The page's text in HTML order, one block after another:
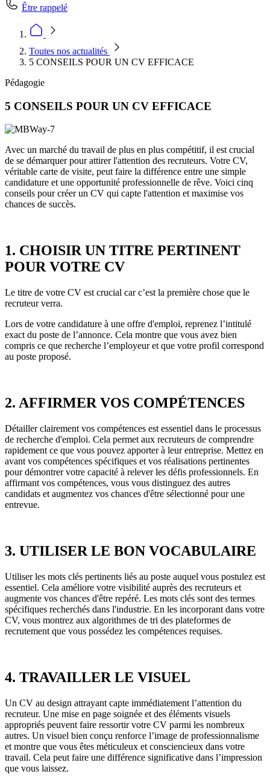
Être rappelé
Toutes nos actualités
5 CONSEILS POUR UN CV EFFICACE
Pédagogie
5 CONSEILS POUR UN CV EFFICACE
Avec un marché du travail de plus en plus compétitif, il est crucial
de se démarquer pour attirer l'attention des recruteurs. Votre CV,
véritable carte de visite, peut faire la différence entre une simple
candidature et une opportunité professionnelle de rêve. Voici cinq
conseils pour créer un CV qui capte l'attention et maximise vos
chances de succès.
1. CHOISIR UN TITRE PERTINENT
POUR VOTRE CV
Le titre de votre CV est crucial car c’est la première chose que le
recruteur verra.
Lors de votre candidature à une offre d'emploi, reprenez l’intitulé
exact du poste de l’annonce. Cela montre que vous avez bien
compris ce que recherche l’employeur et que votre profil correspond
au poste proposé.
2. AFFIRMER VOS COMPÉTENCES
Détailler clairement vos compétences est essentiel dans le processus
de recherche d'emploi. Cela permet aux recruteurs de comprendre
rapidement ce que vous pouvez apporter à leur entreprise. Mettez en
avant vos compétences spécifiques et vos réalisations pertinentes
pour démontrer votre capacité à relever les défis professionnels. En
affirmant vos compétences, vous vous distinguez des autres
candidats et augmentez vos chances d'être sélectionné pour une
entrevue.
3. UTILISER LE BON VOCABULAIRE
Utiliser les mots clés pertinents liés au poste auquel vous postulez est
essentiel. Cela améliore votre visibilité auprès des recruteurs et
augmente vos chances d'être repéré. Les mots clés sont des termes
spécifiques recherchés dans l'industrie. En les incorporant dans votre
CV, vous montrez aux algorithmes de tri des plateformes de
recrutement que vous possédez les compétences requises.
4. TRAVAILLER LE VISUEL
Un CV au design attrayant capte immédiatement l’attention du
recruteur. Une mise en page soignée et des éléments visuels
appropriés peuvent faire ressortir votre CV parmi les nombreux
autres. Un visuel bien conçu renforce l’image de professionnalisme
et montre que vous êtes méticuleux et consciencieux dans votre
travail. Cela peut faire une différence significative dans l’impression
que vous laissez.